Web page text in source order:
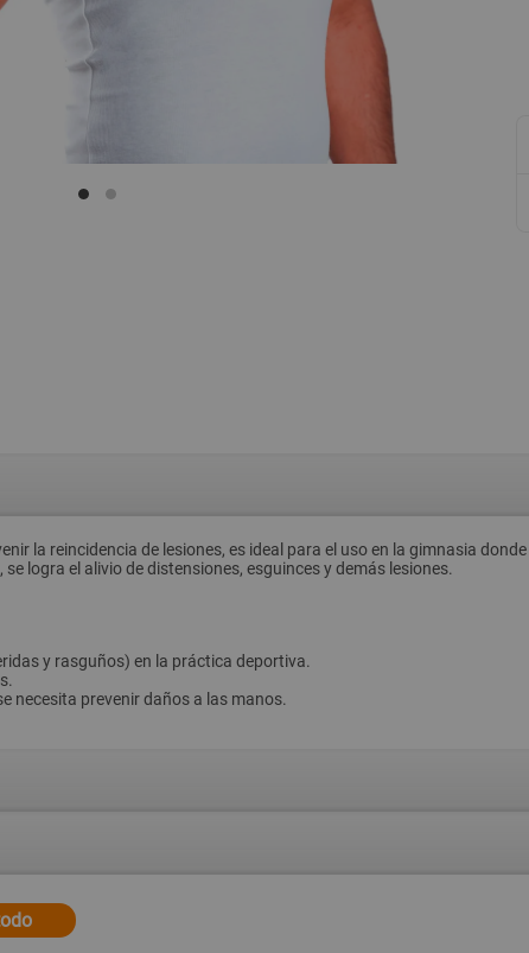
la reincidencia de lesiones, es ideal para el uso en la gimnasia
logra el alivio de distensiones, esguinces y demás lesiones.
y rasguños) en la práctica deportiva.
necesita prevenir daños a las manos.